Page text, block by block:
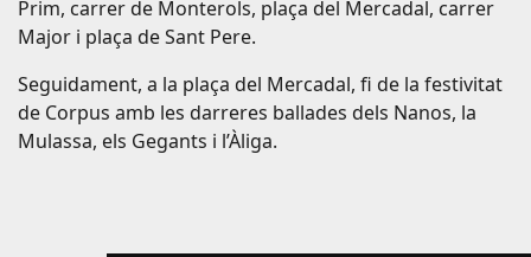
Prim, carrer de Monterols, plaça del Mercadal, carrer
Major i plaça de Sant Pere.
Seguidament, a la plaça del Mercadal, fi de la festivitat
de Corpus amb les darreres ballades dels Nanos, la
Mulassa, els Gegants i l’Àliga.